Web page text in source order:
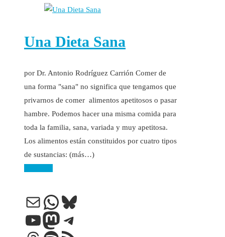
Una Dieta Sana
por Dr. Antonio Rodríguez Carrión Comer de
una forma "sana" no significa que tengamos que
privarnos de comer alimentos apetitosos o pasar
hambre. Podemos hacer una misma comida para
toda la familia, sana, variada y muy apetitosa.
Los alimentos están constituidos por cuatro tipos
de sustancias: (más…)
Correo electrónico
WhatsApp
Bluesky
YouTube
Mastodon
Telegram